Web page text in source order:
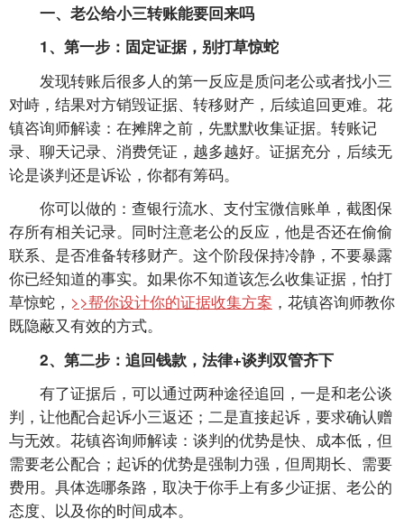
一、老公给小三转账能要回来吗
1、第一步：固定证据，别打草惊蛇
发现转账后很多人的第一反应是质问老公或者找小三
对峙，结果对方销毁证据、转移财产，后续追回更难。花
镇咨询师解读：在摊牌之前，先默默收集证据。转账记
录、聊天记录、消费凭证，越多越好。证据充分，后续无
论是谈判还是诉讼，你都有筹码。
你可以做的：查银行流水、支付宝微信账单，截图保
存所有相关记录。同时注意老公的反应，他是否还在偷偷
联系、是否准备转移财产。这个阶段保持冷静，不要暴露
你已经知道的事实。如果你不知道该怎么收集证据，怕打
草惊蛇， >>帮你设计你的证据收集方案 ，花镇咨询师教你
既隐蔽又有效的方式。
2、第二步：追回钱款，法律+谈判双管齐下
有了证据后，可以通过两种途径追回，一是和老公谈
判，让他配合起诉小三返还；二是直接起诉，要求确认赠
与无效。花镇咨询师解读：谈判的优势是快、成本低，但
需要老公配合；起诉的优势是强制力强，但周期长、需要
费用。具体选哪条路，取决于你手上有多少证据、老公的
态度、以及你的时间成本。